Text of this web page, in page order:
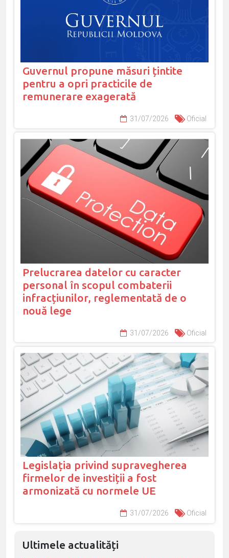
Guvernul propune măsuri țintite
pentru a opri practicile de
remunerare exagerată
31/07/2026 Oficial
Prelucrarea datelor cu caracter
personal în scopul combaterii
infracțiunilor, reglementată de o
nouă lege
31/07/2026 Oficial
Legislația privind supravegherea
firmelor de investiții a fost
armonizată cu normele UE
31/07/2026 Oficial
Ultimele actualități